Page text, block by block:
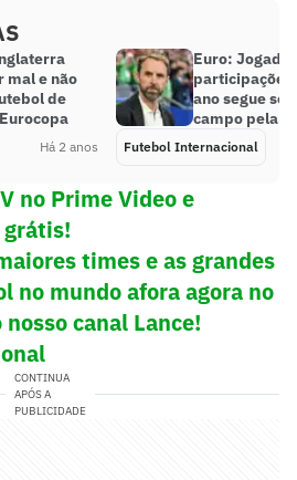
mal e não
de
Há 2 anos
Euro:
participações
ano segue
campo pela
Futebol Internacional
no Prime Video e
times e as grandes
no mundo afora agora no
canal Lance!
CONTINUA
APÓS A
PUBLICIDADE